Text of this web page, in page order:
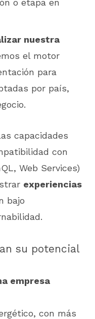
o etapa en
nuestra
el motor
para
por país,
capacidades
con
Web Services)
experiencias
bajo
su potencial
empresa
con más